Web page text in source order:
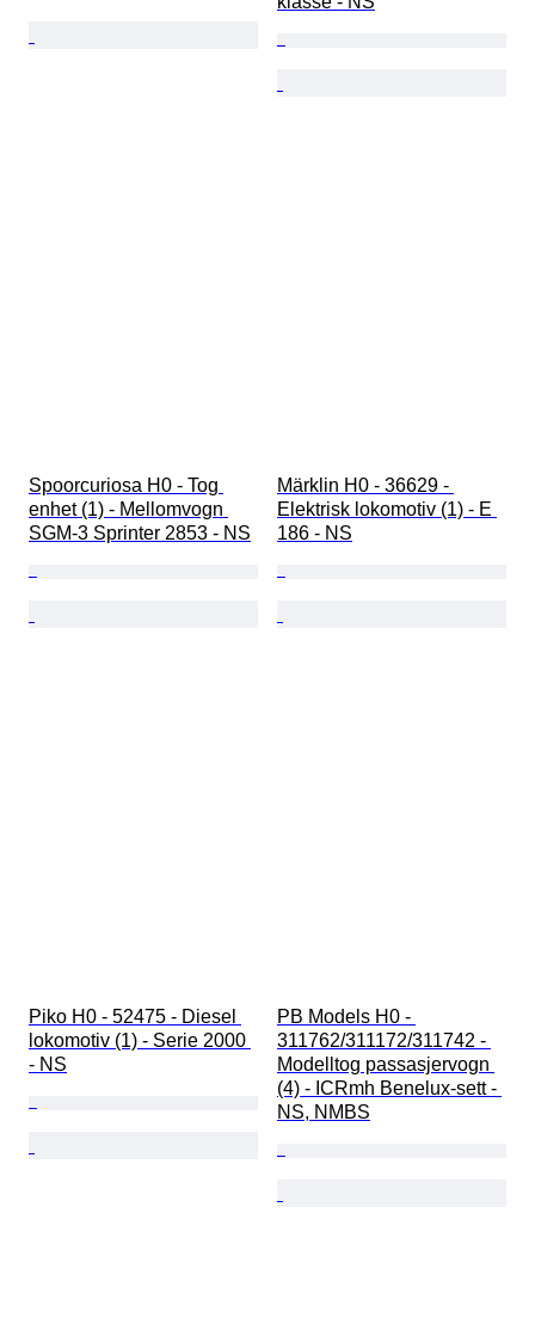
Spoorcuriosa H0 - Tog
enhet (1) - Mellomvogn
SGM-3 Sprinter 2853 - NS
Märklin H0 - 36629 -
Elektrisk lokomotiv (1) - E
186 - NS
Piko H0 - 52475 - Diesel
lokomotiv (1) - Serie 2000
- NS
PB Models H0 -
311762/311172/311742 -
Modelltog passasjervogn
(4) - ICRmh Benelux-sett -
NS, NMBS